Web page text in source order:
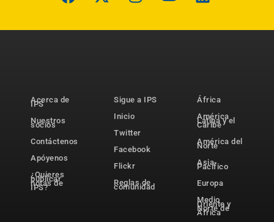
Acerca de
IPS
Nuestros
socios
Contáctenos
Apóyenos
¿Quieres
publicar
notas de
IPS?
Sigue a IPS
Inicio
Twitter
Facebook
Flickr
Reglas de
comunidad
África
América
Latina y el
Caribe
América del
Norte
Asia-
Pacífico
Europa
Medio
Oriente y
Norte de
África